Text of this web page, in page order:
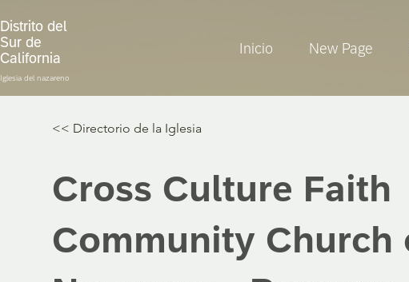
Distrito del
Sur de
California
Inicio New Page
Iglesia del nazareno
<< Directorio de la Iglesia
Cross Culture Faith
Community Church